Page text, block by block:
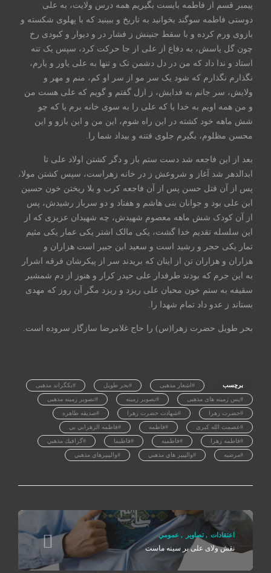
پیمبر قسم از فاطمه بایست بگیریم همه درس ولایت، به علی
دوستی فاطمه سوگند بخوانید به تاریخ و ببینید که با پهلوی شکسته و
بازوی ورم کرده و با سقط جنینش ز فشار در و دیوار و کبودی رخ
چون گل یاسش، به دفاع از علی از جا حرکت کرد، سپس یک تنه
استاد و ندا داد که من در دل دشمن تک و تنها به علی یاور و یارم،
نگذارم نگذارم که شود یک سر مو از سر او کم، منم و مهر و
ولایش، سر جانم به فدایش، ز ازل گفتم و گویم که علی هست من
و من همه اویم به خدا یا که علی را به سوی خانه برم یا که چو
شش ماهه خود کشته در این راه شوم، این من و این بازو و این
محسن مظلوم، بگیرم جلوی فتنه و بیداد شما را.
بعد از این فاجعه شد دست ستم باز و دگر کشتن اولاد علی تا
ابدالدهر شد آغاز و شروعش ز در خانه زهراست، سپس کشتن مولا،
پس از آن قتل حسن پس از آن فاجعه کرب و بلا ریختن خون حسین
ابن علی بود و جوانان بنی هاشم و هفتاد و دو سرباز رشیدش، پس
از آن کودک شش ماهه معصوم شهیدش، چه شهیدان عزیزی که از
این سلسله تقدیم خدا گشت، یکی مالک اشتر یکی عمار یکی مثیم
تمار یکی حجر و رشید است و سعید ابن جبیر است هزاران و
هزاران و هزاران تن از اینان که بریدند سر از پیکرشان فرقه اشرار
به این جرم که بودند طرفدار علی حیدر کرار و هنوز از دم شمشیر
سقیفه به ستم خون محبان علی ریزد و ریزد مگر آن روز که مهدی
بستاند ز عدو داد تمام شهدا را.
بحر طویل حضرت زهرا(س) را حاج غلامرضا سازگار سروده است.
برچسب #اشعار مذهبی #بحر طویل #بکگراند مذهبی
#پس زمینه های مذهبی #تصویر زمینه #تصویر زمینه مذهبی
#حضرت زهرا #شهادت حضرت زهرا #صدیقه طاهره
#عصمت الله کبری #فاطمه #فاطمه الزهرابي بي
#فاطمه زهرا #فاطميه #فاطيما #گرافيك مذهبي
#مرضیه #والپيپر هاي مذهبي #والپيپرهاي مذهبي
اعتقادات , تصاوير , عمومي
نقش ولای علی بر سینه ماست